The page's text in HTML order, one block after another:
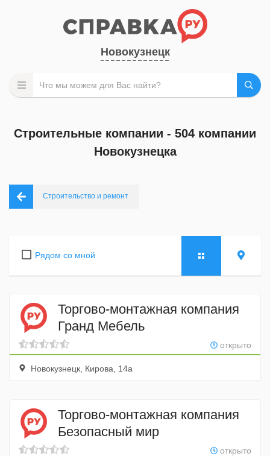
Новокузнецк
Строительные компании - 504 компании
Новокузнецка
Строительство и ремонт
Рядом со мной
Торгово-монтажная компания
Гранд Мебель
открыто
Новокузнецк, Кирова, 14а
Торгово-монтажная компания
Безопасный мир
открыто